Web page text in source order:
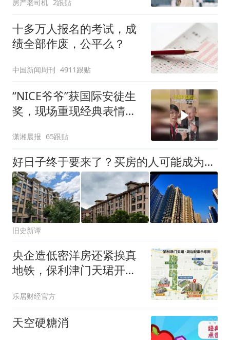
房产老司机 2跟贴
十多万人报名的考试，成
绩全部作废，公平么？
中国新闻周刊 4911跟贴
“NICE爷爷”获国际安徒生
奖，现场重现经典表情
潇湘晨报 65跟贴
好日子终于要来了？买房的人可能成为人生赢家，唱衰的人会哭吗
旧史新谭
央企造低密洋房还紧挨真
地铁，保利津门天珺开盘
乐居财经官方
天空硬糖消